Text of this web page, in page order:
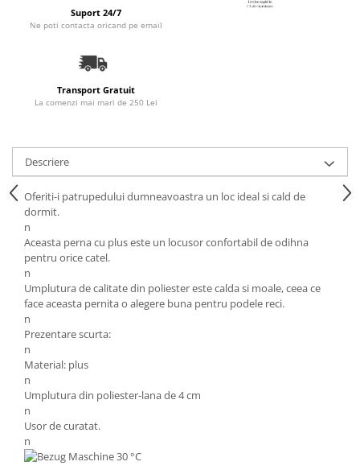
Accesorii Auto & Bicicletă
Identificare
Dresaj & Sport
Suport 24/7
Ne poti contacta oricand pe email
Transport Gratuit
La comenzi mai mari de 250 Lei
Descriere
Oferiti-i patrupedului dumneavoastra un loc ideal si cald de
dormit.
n
Aceasta perna cu plus este un locusor confortabil de odihna
pentru orice catel.
n
Umplutura de calitate din poliester este calda si moale, ceea ce
face aceasta pernita o alegere buna pentru podele reci.
n
Prezentare scurta:
n
Material: plus
n
Umplutura din poliester-lana de 4 cm
n
Usor de curatat.
n